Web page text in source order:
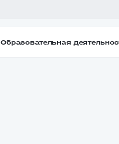
Образовательная